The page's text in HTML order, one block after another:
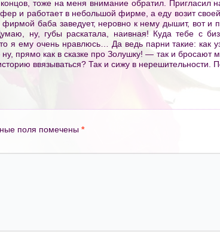
тоже на меня внимание обратил. Пригласил
и работает в небольшой фирме, а еду возит своей
баба заведует, неровно к нему дышит, вот и
ну, губы раскатала, наивная! Куда тебе с
я ему очень нравлюсь… Да ведь парни такие: как
прямо как в сказке про Золушку! — так и бросают
ввязываться? Так и сижу в нерешительности.
поля помечены *